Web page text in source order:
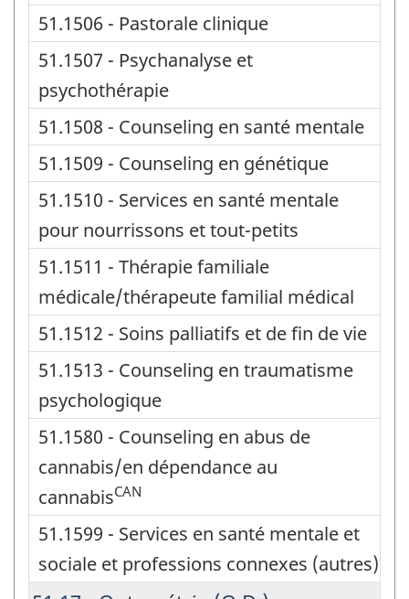
51.1506 - Pastorale clinique
51.1507 - Psychanalyse et
psychothérapie
51.1508 - Counseling en santé mentale
51.1509 - Counseling en génétique
51.1510 - Services en santé mentale
pour nourrissons et tout-petits
51.1511 - Thérapie familiale
médicale/thérapeute familial médical
51.1512 - Soins palliatifs et de fin de vie
51.1513 - Counseling en traumatisme
psychologique
51.1580 - Counseling en abus de
cannabis/en dépendance au
cannabisCAN
51.1599 - Services en santé mentale et
sociale et professions connexes (autres)